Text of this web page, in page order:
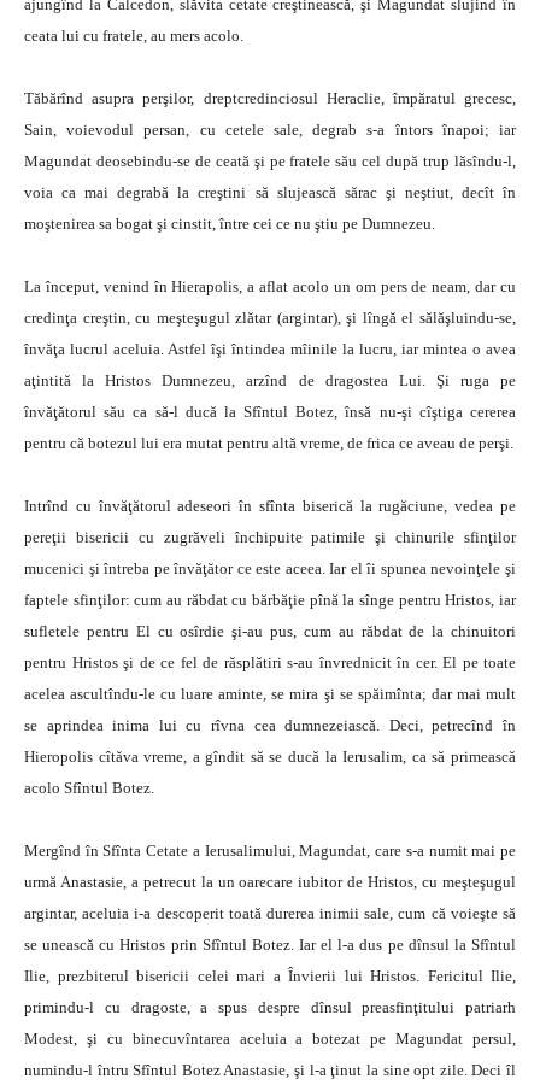
ajungînd la Calcedon, slăvita cetate creştinească, şi Magundat slujind în
ceata lui cu fratele, au mers acolo.
Tăbărînd asupra perşilor, dreptcredinciosul Heraclie, împăratul grecesc,
Sain, voievodul persan, cu cetele sale, degrab s-a întors înapoi; iar
Magundat deosebindu-se de ceată şi pe fratele său cel după trup lăsîndu-l,
voia ca mai degrabă la creştini să slujească sărac şi neştiut, decît în
moştenirea sa bogat şi cinstit, între cei ce nu ştiu pe Dumnezeu.
La început, venind în Hierapolis, a aflat acolo un om pers de neam, dar cu
credinţa creştin, cu meşteşugul zlătar (argintar), şi lîngă el sălăşluindu-se,
învăţa lucrul aceluia. Astfel îşi întindea mîinile la lucru, iar mintea o avea
aţintită la Hristos Dumnezeu, arzînd de dragostea Lui. Şi ruga pe
învăţătorul său ca să-l ducă la Sfîntul Botez, însă nu-şi cîştiga cererea
pentru că botezul lui era mutat pentru altă vreme, de frica ce aveau de perşi.
Intrînd cu învăţătorul adeseori în sfînta biserică la rugăciune, vedea pe
pereţii bisericii cu zugrăveli închipuite patimile şi chinurile sfinţilor
mucenici şi întreba pe învăţător ce este aceea. Iar el îi spunea nevoinţele şi
faptele sfinţilor: cum au răbdat cu bărbăţie pînă la sînge pentru Hristos, iar
sufletele pentru El cu osîrdie şi-au pus, cum au răbdat de la chinuitori
pentru Hristos şi de ce fel de răsplătiri s-au învrednicit în cer. El pe toate
acelea ascultîndu-le cu luare aminte, se mira şi se spăimînta; dar mai mult
se aprindea inima lui cu rîvna cea dumnezeiască. Deci, petrecînd în
Hieropolis cîtăva vreme, a gîndit să se ducă la Ierusalim, ca să primească
acolo Sfîntul Botez.
Mergînd în Sfînta Cetate a Ierusalimului, Magundat, care s-a numit mai pe
urmă Anastasie, a petrecut la un oarecare iubitor de Hristos, cu meşteşugul
argintar, aceluia i-a descoperit toată durerea inimii sale, cum că voieşte să
se unească cu Hristos prin Sfîntul Botez. Iar el l-a dus pe dînsul la Sfîntul
Ilie, prezbiterul bisericii celei mari a Învierii lui Hristos. Fericitul Ilie,
primindu-l cu dragoste, a spus despre dînsul preasfinţitului patriarh
Modest, şi cu binecuvîntarea aceluia a botezat pe Magundat persul,
numindu-l întru Sfîntul Botez Anastasie, şi l-a ţinut la sine opt zile. Deci îl